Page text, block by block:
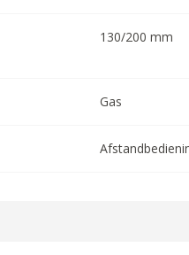
130/200 mm
Gas